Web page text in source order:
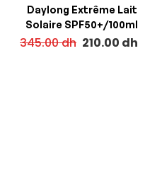
Daylong Extrême Lait
Solaire SPF50+/100ml
345.00dh 210.00 dh